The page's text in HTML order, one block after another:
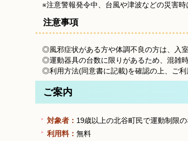
※注意警報発令中、台風や津波などの災害時
注意事項
◎風邪症状がある方や体調不良の方は、入
◎運動器具の台数に限りがあるため、混雑
◎利用方法(同意書に記載)を確認の上、ご利
ご案内
対象者： 19歳以上の北谷町民で運動制限
利用料： 無料